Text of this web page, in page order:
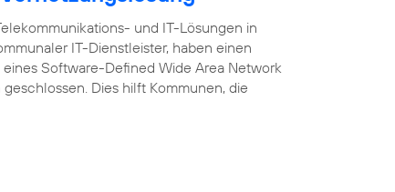
und IT-Lösungen in
IT-Dienstleister, haben einen
Software-Defined Wide Area Network
Dies hilft Kommunen, die